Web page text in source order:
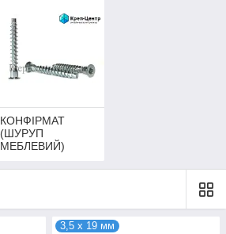
КОНФІРМАТ
(ШУРУП
МЕБЛЕВИЙ)
3,5 х 19 мм